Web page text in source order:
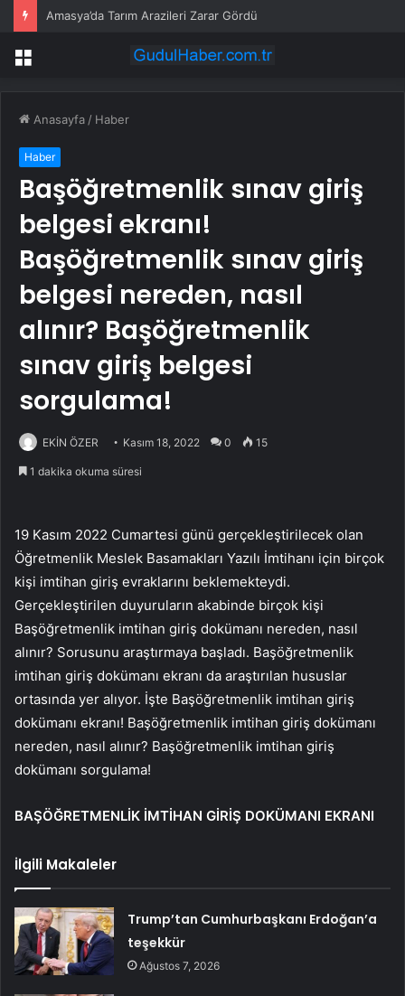
Amasya’da Tarım Arazileri Zarar Gördü
Menü
Anasayfa / Haber
Haber
Başöğretmenlik sınav giriş
belgesi ekranı!
Başöğretmenlik sınav giriş
belgesi nereden, nasıl
alınır? Başöğretmenlik
sınav giriş belgesi
sorgulama!
EKİN ÖZER Kasım 18, 2022 0 15
1 dakika okuma süresi
19 Kasım 2022 Cumartesi günü gerçekleştirilecek olan
Öğretmenlik Meslek Basamakları Yazılı İmtihanı için birçok
kişi imtihan giriş evraklarını beklemekteydi.
Gerçekleştirilen duyuruların akabinde birçok kişi
Başöğretmenlik imtihan giriş dokümanı nereden, nasıl
alınır? Sorusunu araştırmaya başladı. Başöğretmenlik
imtihan giriş dokümanı ekranı da araştırılan hususlar
ortasında yer alıyor. İşte Başöğretmenlik imtihan giriş
dokümanı ekranı! Başöğretmenlik imtihan giriş dokümanı
nereden, nasıl alınır? Başöğretmenlik imtihan giriş
dokümanı sorgulama!
BAŞÖĞRETMENLİK İMTİHAN GİRİŞ DOKÜMANI EKRANI
İlgili Makaleler
Trump’tan Cumhurbaşkanı Erdoğan’a
teşekkür
Ağustos 7, 2026